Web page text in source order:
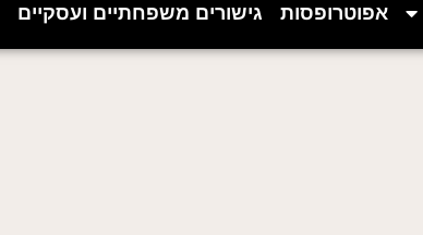
אפוטרופסות גישורים משפחתיים ועסקיים